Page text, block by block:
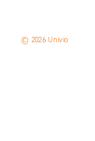
© 2026 Univio